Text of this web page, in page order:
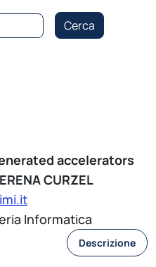
accelerators
CURZEL
Informatica
Descrizione